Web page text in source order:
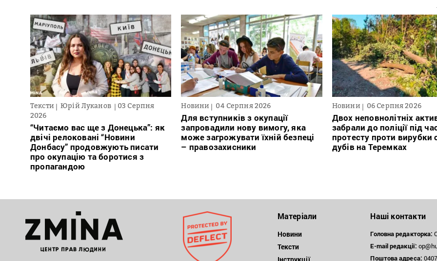
Тексти Юрій Луканов
03 Серпня
2026
“Читаємо вас ще з Донецька”: як
двічі релоковані “Новини
Донбасу” продовжують писати
про окупацію та боротися з
пропагандою
Новини 04 Серпня 2026
Для вступників з окупації
запровадили нову вимогу, яка
може загрожувати їхній безпеці
– правозахисники
Новини 06 Серпня 2026
Двох неповнолітніх
забрали до поліції під
протесту проти вирубки
дубів на Теремках
Матеріали
Новини
Тексти
Наші контакти
Головна редакторка:
E-mail редакції:
Поштоваадреса: